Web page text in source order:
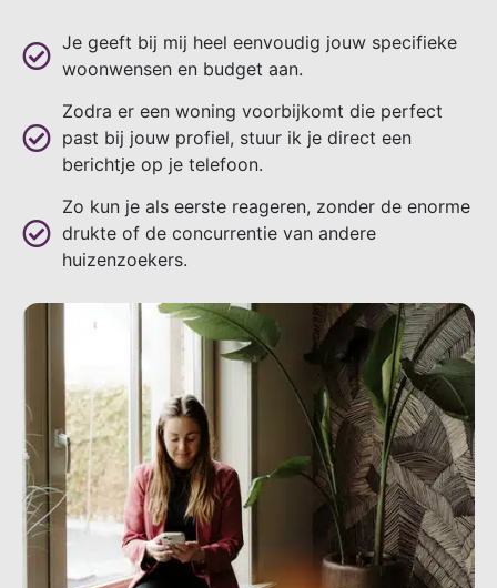
Je geeft bij mij heel eenvoudig jouw specifieke
woonwensen en budget aan.
Zodra er een woning voorbijkomt die perfect
past bij jouw profiel, stuur ik je direct een
berichtje op je telefoon.
Zo kun je als eerste reageren, zonder de enorme
drukte of de concurrentie van andere
huizenzoekers.